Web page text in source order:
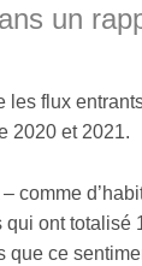
un
les flux
2020 et 2021.
comme
qui ont totalisé
que ce